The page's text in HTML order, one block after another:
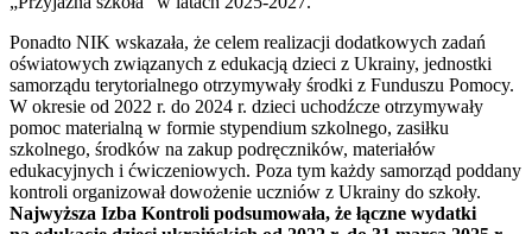
Ponadto NIK wskazała, że celem realizacji dodatkowych zadań
oświatowych związanych z edukacją dzieci z Ukrainy, jednostki
samorządu terytorialnego otrzymywały środki z Funduszu Pomocy.
W okresie od 2022 r. do 2024 r. dzieci uchodźcze otrzymywały
pomoc materialną w formie stypendium szkolnego, zasiłku
szkolnego, środków na zakup podręczników, materiałów
edukacyjnych i ćwiczeniowych. Poza tym każdy samorząd poddany
kontroli organizował dowożenie uczniów z Ukrainy do szkoły.
Najwyższa Izba Kontroli podsumowała, że łączne wydatki